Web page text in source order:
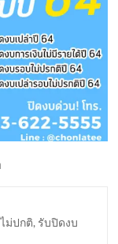
ม่ปกติ, รับปิดงบ